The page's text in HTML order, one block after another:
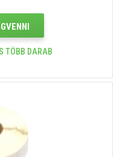
TÖBB DARAB